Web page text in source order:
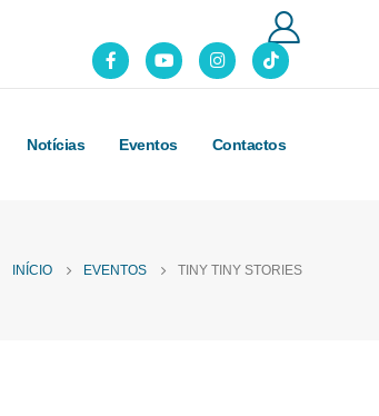
Notícias Eventos Contactos
INÍCIO EVENTOS TINY TINY STORIES